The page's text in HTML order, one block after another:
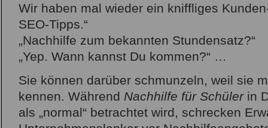
Wir haben mal wieder ein kniffliges
SEO-Tipps.“
„Nachhilfe zum bekannten Stundensatz?“
„Yep. Wann kannst Du kommen?“ …
Sie können darüber schmunzeln, weil sie
kennen. Während Nachhilfe für Schülerin
als „normal“ betrachtet wird, schrecken